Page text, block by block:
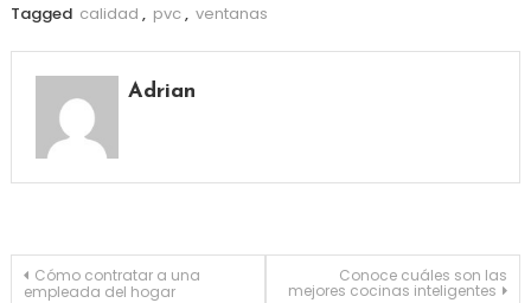
Tagged calidad , pvc , ventanas
Adrian
Navegación
Cómo contratar a una
empleada del hogar
Conoce cuáles son las
mejores cocinas inteligentes